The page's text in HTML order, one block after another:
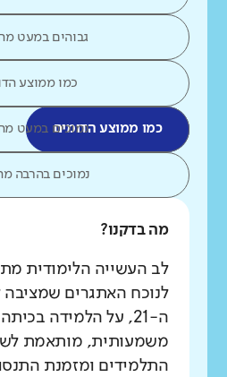
גבוהים במעט
כמו ממוצע
כמו ממוצע הדומיםנמוכים במעט
נמוכים בהרבה
מה בדקנו?
לב העשייה הלימודית
לנוכח האתגרים שמציבה
ה-21, על הלמידה
משמעותית, מותאמת
התלמידים ומזמנת